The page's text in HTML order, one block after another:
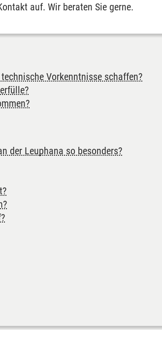
auf. Wir beraten Sie gerne.
Vorkenntnisse schaffen?
der Leuphana so besonders?